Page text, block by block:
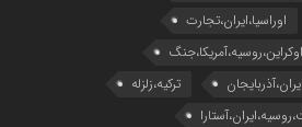
اوراسیا،ایران،تجارت
اوکراین،روسیه،آمریکا،جنگ
ایران،آذربایجان
ترکیه،زلزله